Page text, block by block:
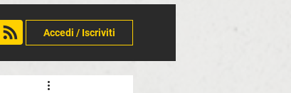
Accedi / Iscriviti